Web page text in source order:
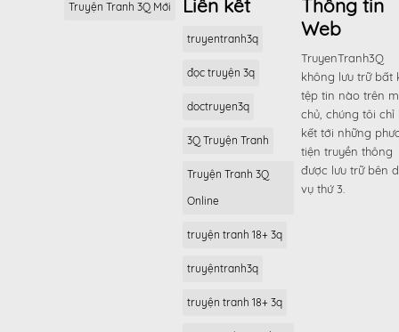
Truyện Tranh 3Q Mới Liên kết
truyentranh3q
đọc truyện 3q
doctruyen3q
3Q Truyện Tranh
Truyện Tranh 3Q
Online
truyện tranh 18+ 3q
truyệntranh3q
truyện tranh 18+ 3q
Thông tin
Web
TruyenTranh3Q
không lưu trữ bất
tệp tin nào trên
chủ, chúng tôi chỉ
kết tới những
tiện truyền thông
được lưu trữ bên
vụ thứ 3.